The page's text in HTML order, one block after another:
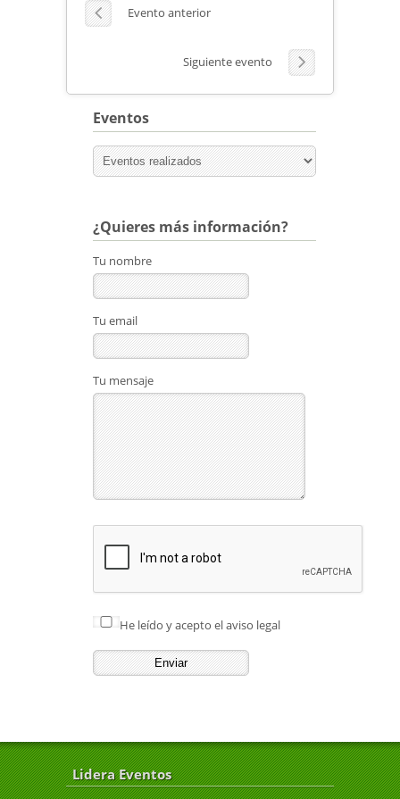
Evento anterior
Siguiente evento
Eventos
¿Quieres más información?
Tu nombre
Tu email
Tu mensaje
He leído y acepto elaviso legal
Lidera Eventos